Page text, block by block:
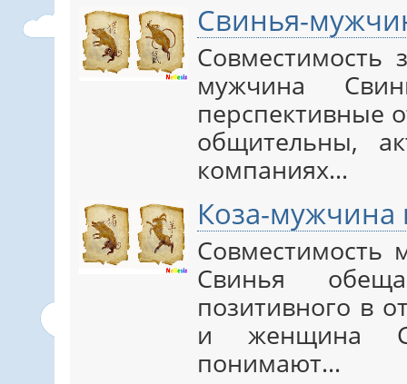
Свинья-
мужчина
перспективные
общительны,
компаниях…
Коза-
Свинья
позитивного в
и женщина
понимают…